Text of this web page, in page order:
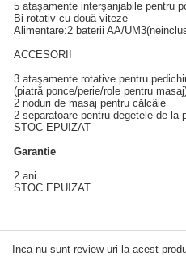
5 ataşamente interşanjabile pentru
Bi-rotativ cu două viteze
Alimentare:2 baterii AA/
ACCESORII
3 ataşamente rotative pentru
(piatră ponce/perie/role pentru
2 noduri de masaj pentru călcâie
2 separatoare pentru degetele de la
STOC EPUIZAT
Garantie
2 ani.
STOC EPUIZAT
Inca nu sunt review-uri la acest